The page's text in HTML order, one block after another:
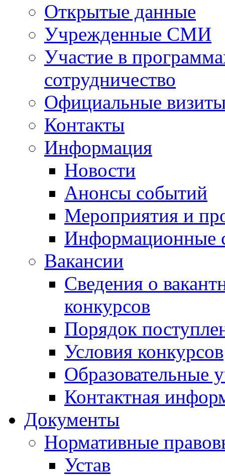
Открытые данные
Учрежденные СМИ
Участие в
сотрудничество
Официальные
Контакты
Информация
Новости
Анонсы событий
Мероприятия и
Информационные
Вакансии
Сведения о
конкурсов
Порядок
Условия конкурсов
Образовательные
Контактная
Документы
Нормативные
Устав